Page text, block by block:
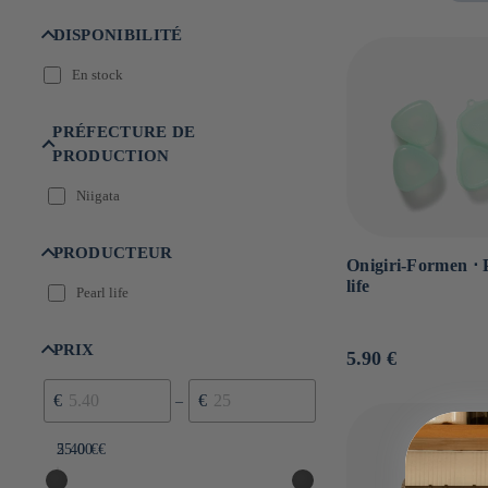
DISPONIBILITÉ
En stock
PRÉFECTURE DE
PRODUCTION
Niigata
PRODUCTEUR
Pearl life
PRIX
€ – €
5.40 €
25.00 €
Onigiri-Formen ⋅
life
Normaler
5.90 €